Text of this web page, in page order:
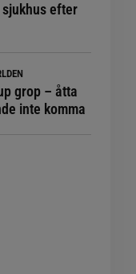
efter
grop – åtta
inte komma